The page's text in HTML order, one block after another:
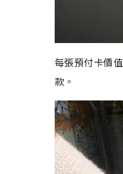
每張預付卡價值
款。